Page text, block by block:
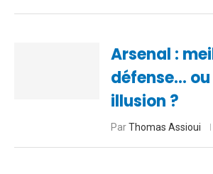
Arsenal :
défense…
illusion ?
ParThomas Assioui